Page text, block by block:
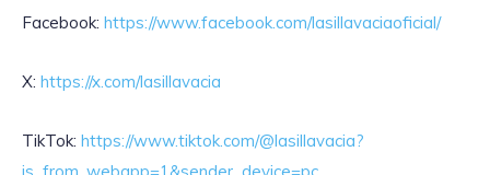
Facebook: https://www.facebook.com/lasillavaciaoficial/
X: https://x.com/lasillavacia
TikTok: https://www.tiktok.com/@lasillavacia?
is_from_webapp=1&sender_device=pc